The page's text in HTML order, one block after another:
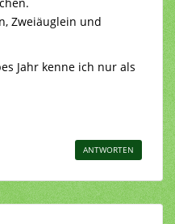
Zweiäuglein und
Jahr kenne ich nur als
ANTWORTEN